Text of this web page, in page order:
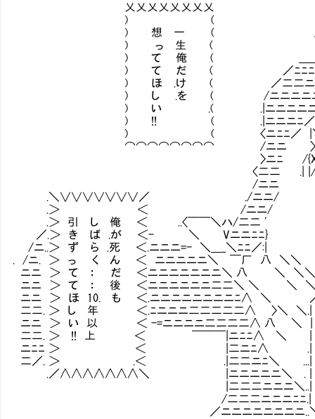
乂乂乂乂乂乂乂乂 ／／才´ ｀
) ( / /／ )＜
) 想 一 ( / / _,,,イ} ( .ハ
) っ 生 ( oｨ vｯ} 乂{ii,,,,_
) て 俺 ( ＿＿./ ﾞﾞﾞ／ ｨ
) て だ ( ／ﾆﾆﾆﾆ| ヽ ﾞﾞﾞﾞ
) ほ .け ( ／二二ニﾆ| ﾄ
) し .を ( /ニニニニニ| 〈//
) い .( .|ニニニニニ人 ￣
) !! ( .|ニニニﾆ／ 〈￣￣
) ( 〈ニﾆﾆ／ |＼
⌒⌒⌒⌒⌒⌒⌒⌒ /ニニ 〉 -
〉ニﾆ /{Xイ￣￣￣￣￣
〈二二 .| |/ .| ／二
/ニニ | ／ニニニ
.＼∨∨∨∨∨∨∨／ ./ニニ/ .／ニニ
.＞ ＜ /ニニ/ /ニニニニニ
.＞ 引 し 俺 ＜ ..〈￣￣＼ハ/二二 ' /ニニ
／.＞ き ば .が ＜- ＼ Vニニﾆﾆ} .|二二
/ニ..＞ ず ら .死 ＜.ニニニ=- ＼＿_＼ﾆﾆ／:| .∨
. /ニ. ＞ っ く ん ＜ ニニニニニ＼ ￣厂 八 ＼
ニニ ＞ て ： だ ＜ニニニニニニニ＼ 八 ＼
ニニ ＞ て ： 後 ＜ニニニニニニ二二＼ ＼ ＼ ＼
ニニ ＞ ほ 10. も ＜.ニニニニニニニニﾆ∧ ＼ ／
二二. ＞ し 年 ＜.ﾆニニニ二二二二二∧
ニニ ＞ い 以 ＜ -=ニニニニ二二二二∧ 八
二二. ＞ !! 上 ＜ ￣￣￣|ニﾆﾆ∧ ＼ |
ニﾆﾆ ＞ ＜ |二ニﾆ∧ .| て で
二／. ＞ .＜ .|二二ニﾆ＼ ...| ：
.／∧∧∧∧∧∧∧＼ |ニニニニニ＼ . |
|二二二ニニニ＼..| !! .|
/二二二ニニニﾆﾆ.|
／ニニニニニニニニ..＼＿＿＿